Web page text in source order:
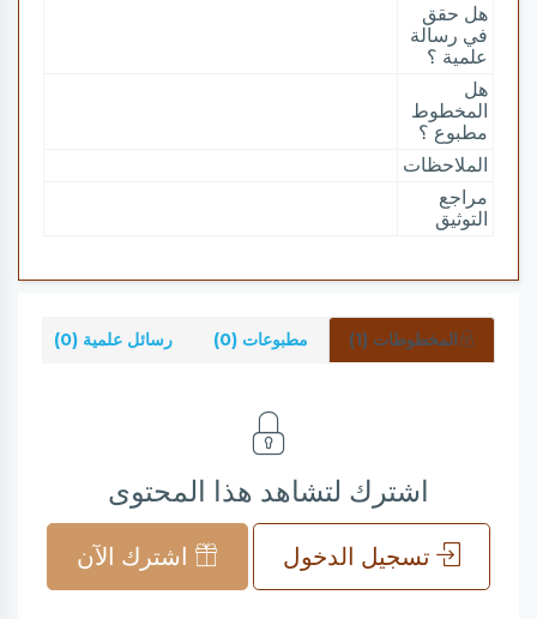
هل حقق
في رسالة
علمية ؟
هل
المخطوط
مطبوع ؟
الملاحظات
مراجع
التوثيق
المخطوطات (1) مطبوعات (0) رسائل علمية (0)
اشترك لتشاهد هذا المحتوى
تسجيل الدخول اشترك الآن